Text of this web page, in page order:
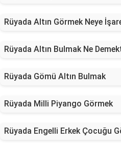
Rüyada Altın Görmek Neye
Rüyada Altın Bulmak Ne
Rüyada Gömü Altın Bulmak
Rüyada Milli Piyango Görmek
Rüyada Engelli Erkek Çocuğu